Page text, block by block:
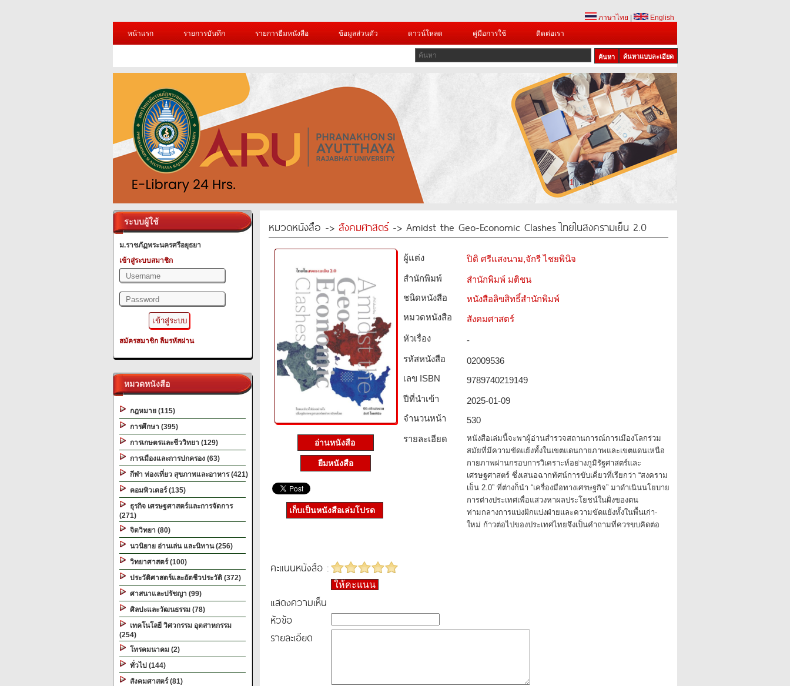
ภาษาไทย
English
หน้าแรก
รายการบันทึก รายการยืมหนังสือ ข้อมูลส่วนตัว ดาวน์โหลด คู่มือการใช้ ติดต่อเรา
ค้นหาแบบละเอียด
1 2 3
ระบบผู้ใช้
ม.ราชภัฏพระนครศรีอยุธยา
เข้าสู่ระบบสมาชิก
สมัครสมาชิก ลืมรหัสผ่าน
หมวดหนังสือ
กฎหมาย (115)
การศึกษา (395)
การเกษตรและชีววิทยา (129)
การเมืองและการปกครอง (63)
กีฬา ท่องเที่ยว สุขภาพและอาหาร (421)
คอมพิวเตอร์ (135)
ธุรกิจ เศรษฐศาสตร์และการจัดการ
(271)
จิตวิทยา (80)
นวนิยาย อ่านเล่น และนิทาน (256)
วิทยาศาสตร์ (100)
ประวัติศาสตร์และอัตชีวประวัติ (372)
ศาสนาและปรัชญา (99)
ศิลปะและวัฒนธรรม (78)
เทคโนโลยี วิศวกรรม อุตสาหกรรม
(254)
โทรคมนาคม (2)
ทั่วไป (144)
สังคมศาสตร์ (81)
หมวดหนังสือ -> สังคมศาสตร์-> Amidst the Geo-Economic Clashes ไทยในสงครามเย็น 2.0
อ่านหนังสือ
ยืมหนังสือ
ผู้แต่ง
ปิติ ศรีแสงนาม,จักรี ไชยพินิจ
สำนักพิมพ์
สำนักพิมพ์ มติชน
ชนิดหนังสือ­
หนังสือลิขสิทธิ์สำนักพิมพ์
หมวดหนังสือ­
สังคมศาสตร์
หัวเรื่อง
-
รหัสหนังสือ­
02009536
เลข ISBN
9789740219149
ปีที่นำเข้า
2025-01-09
จำนวนหน้า
530
รายละเอียด
หนังสือเล่มนี้จะพาผู้อ่านสำรวจสถานการณ์การเมืองโลกร่วม
สมัยที่มีความขัดแย้งทั้งในเขตแดนกายภาพและเขตแดนเหนือ
กายภาพผ่านกรอบการวิเคราะห์อย่างภูมิรัฐศาสตร์และ
เศรษฐศาสตร์ ซึ่งเสนอฉากทัศน์การขับเคี่ยวที่เรียกว่า “สงคราม
เย็น 2.0” ที่ต่างก็นำ “เครื่องมือทางเศรษฐกิจ” มาดำเนินนโยบาย
การต่างประเทศเพื่อแสวงหาผลประโยชน์ในฝั่งของตน
ท่ามกลางการแบ่งฝักแบ่งฝ่ายและความขัดแย้งทั้งในพื้นเก่า-
ใหม่ ก้าวต่อไปของประเทศไทยจึงเป็นคำถามที่ควรขบคิดต่อ
เก็บเป็นหนังสือเล่มโปรด
คะแนนหนังสือ :
ให้คะแนน
แสดงความเห็น
หัวข้อ
รายละเอียด